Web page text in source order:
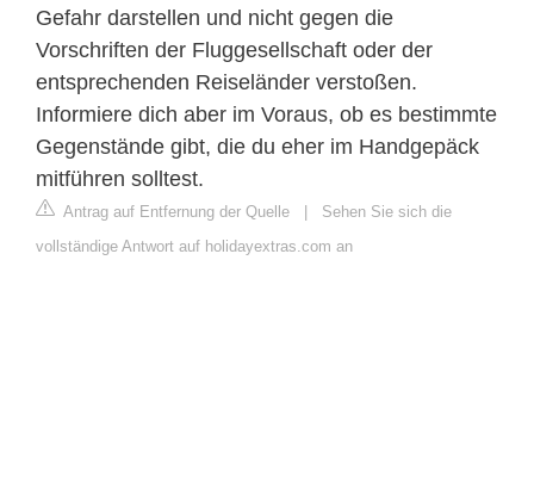
Gefahr darstellen und nicht gegen die
Vorschriften der Fluggesellschaft oder der
entsprechenden Reiseländer verstoßen.
Informiere dich aber im Voraus, ob es bestimmte
Gegenstände gibt, die du eher im Handgepäck
mitführen solltest.
Antrag auf Entfernung der Quelle | Sehen Sie sich die
vollständige Antwort auf holidayextras.com an